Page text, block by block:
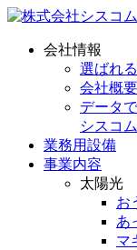
会社情報
選ばれ
会社概要
データ
シスコ
業務用設備
事業内容
太陽光
お
あ
マ